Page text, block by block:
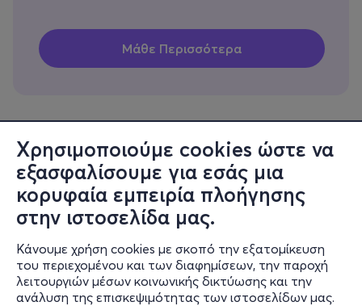
Χρησιμοποιούμε cookies ώστε να
εξασφαλίσουμε για εσάς μια
κορυφαία εμπειρία πλοήγησης
στην ιστοσελίδα μας.
Κάνουμε χρήση cookies με σκοπό την εξατομίκευση
του περιεχομένου και των διαφημίσεων, την παροχή
λειτουργιών μέσων κοινωνικής δικτύωσης και την
ανάλυση της επισκεψιμότητας των ιστοσελίδων μας.
Πληροφορίες
Υποστήριξη
Stay Connected